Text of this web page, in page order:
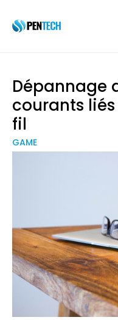
Dépannage
courants
fil
GAME